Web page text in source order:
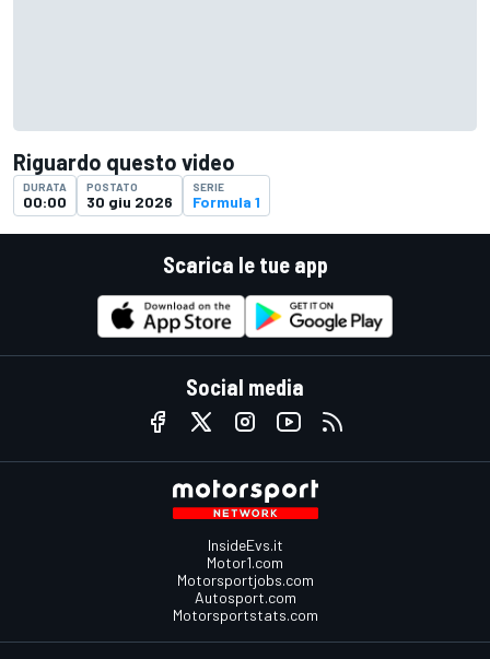
Riguardo questo video
DURATA
00:00
POSTATO
30 giu 2026
SERIE
Formula 1
Scarica le tue app
Social media
InsideEvs.it
Motor1.com
Motorsportjobs.com
Autosport.com
Motorsportstats.com